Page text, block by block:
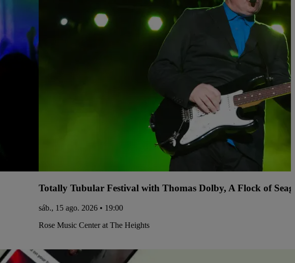
Totally Tubular Festival with Thomas Dolby, A Flock of
sáb., 15 ago. 2026 • 19:00
Rose Music Center at The Heights